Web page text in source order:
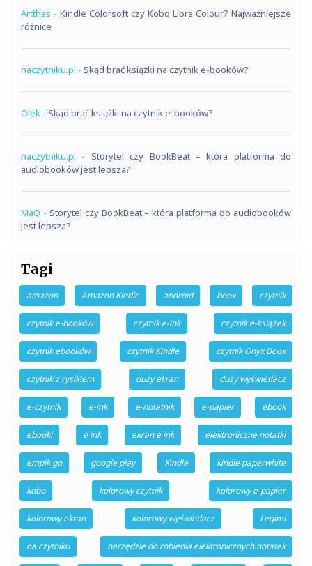
Artthas - Kindle Colorsoft czy Kobo Libra Colour? Najważniejsze
różnice
naczytniku.pl - Skąd brać książki na czytnik e-booków?
Olek - Skąd brać książki na czytnik e-booków?
naczytniku.pl - Storytel czy BookBeat – która platforma do
audiobooków jest lepsza?
MaQ - Storytel czy BookBeat – która platforma do audiobooków
jest lepsza?
Tagi
amazon Amazon Kindle android boox czytnik
czytnik e-booków czytnik e-ink czytnik e-książek
czytnik ebooków czytnik Kindle czytnik Onyx Boox
czytnik z rysikiem duży ekran duży wyświetlacz
e-czytnik e-ink e-notatnik e-papier ebook
ebooki e ink ekran e ink elektroniczne notatki
empik go google play Kindle kindle paperwhite
kobo kolorowy czytnik kolorowy e-papier
kolorowy ekran kolorowy wyświetlacz Legimi
na czytniku narzędzie do robienia elektronicznych notatek